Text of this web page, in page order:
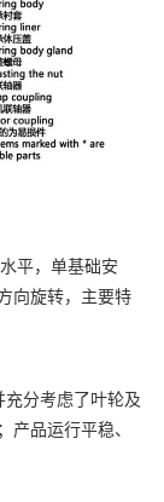
平，单基础安
向旋转，主要特
分考虑了叶轮及
品运行平稳、